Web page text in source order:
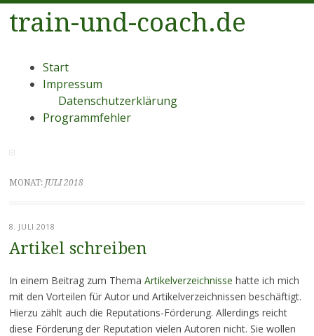
train-und-coach.de
Menü
Zum
Inhalt
Start
Impressum
Datenschutzerklärung
Programmfehler
MONAT: JULI 2018
8. JULI 2018
Artikel schreiben
In einem Beitrag zum Thema Artikelverzeichnisse hatte ich mich
mit den Vorteilen für Autor und Artikelverzeichnissen beschäftigt.
Hierzu zählt auch die Reputations-Förderung. Allerdings reicht
diese Förderung der Reputation vielen Autoren nicht. Sie wollen